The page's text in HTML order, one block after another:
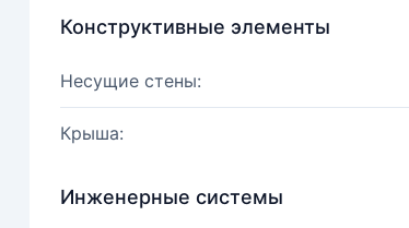
Конструктивные элементы
Несущие стены:
Крыша:
Инженерные системы